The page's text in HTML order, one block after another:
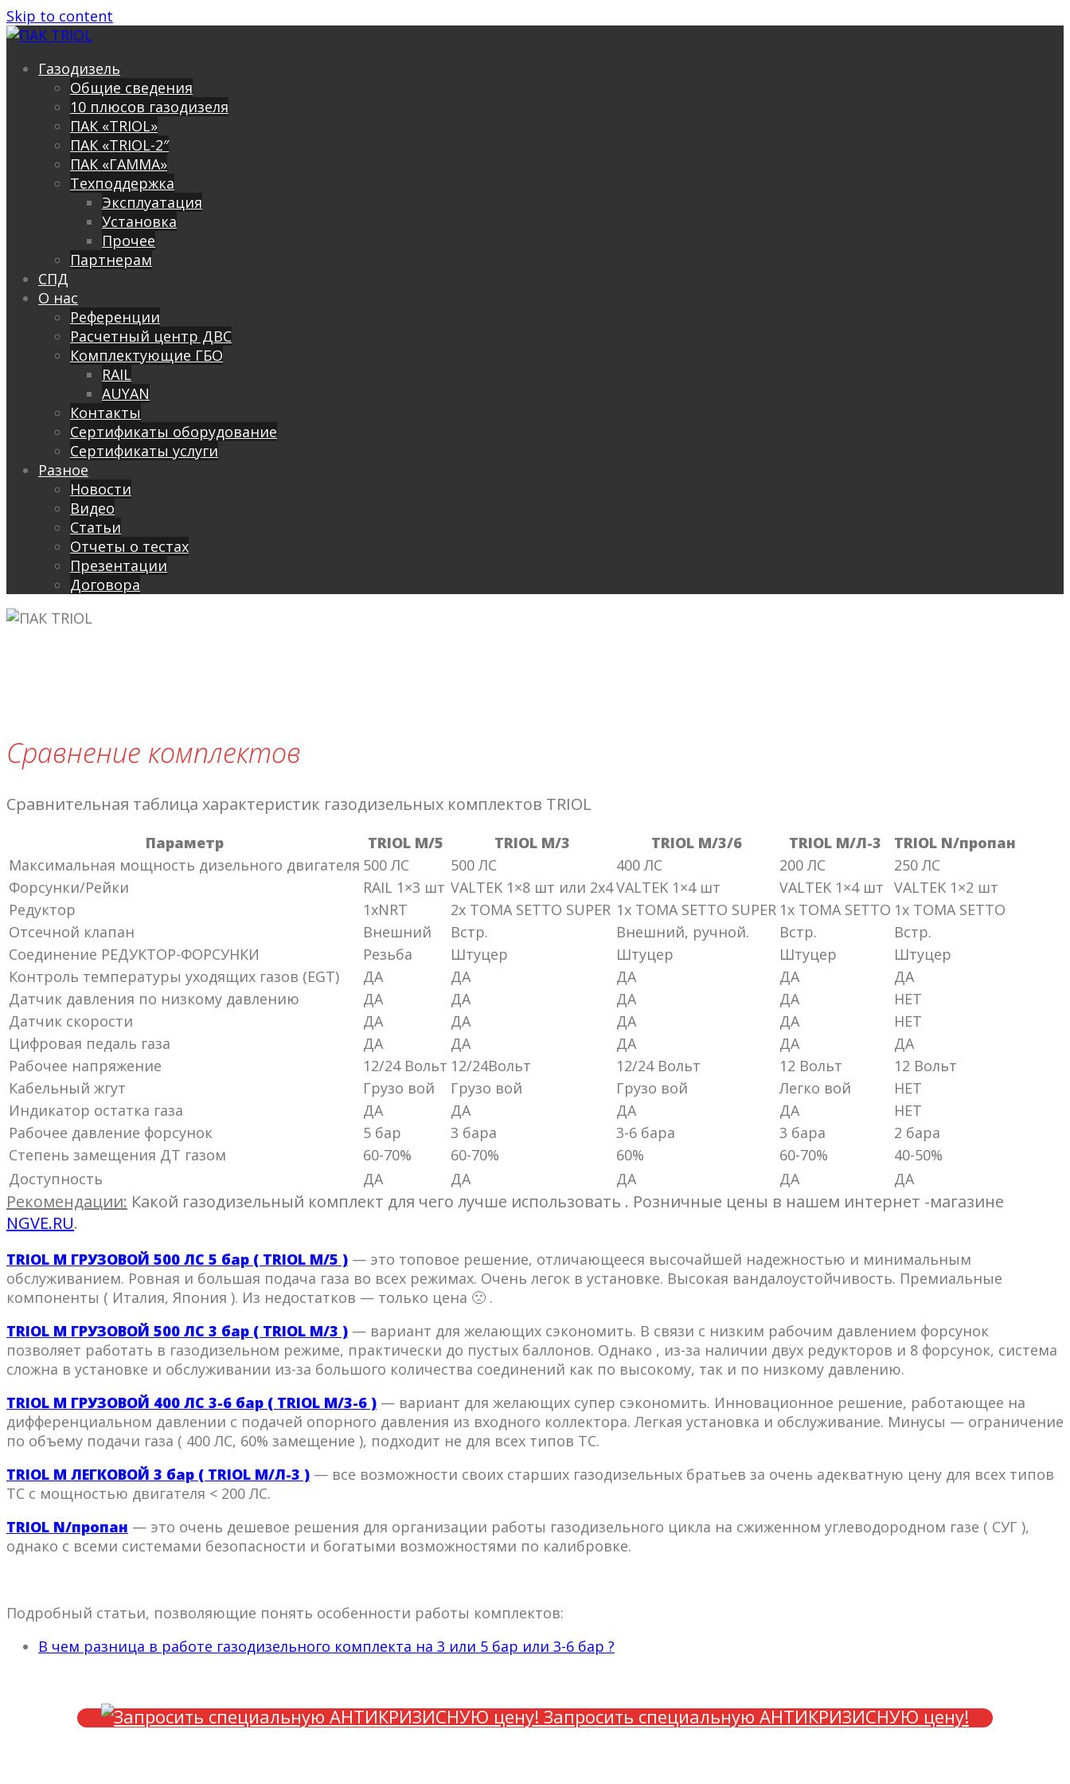
Skip to content
Газодизель
Общие сведения
10 плюсов газодизеля
ПАК «TRIOL»
ПАК «TRIOL-2″
ПАК «ГАММА»
Техподдержка
Эксплуатация
Установка
Прочее
Партнерам
СПД
О нас
Референции
Расчетный центр ДВС
Комплектующие ГБО
RAIL
AUYAN
Контакты
Сертификаты оборудование
Сертификаты услуги
Разное
Новости
Видео
Cтатьи
Отчеты о тестах
Презентации
Договора
Сравнение комплектов
Сравнительная таблица характеристик газодизельных комплектов TRIOL
Параметр TRIOL М/5 TRIOL М/3 TRIOL М/3/6 TRIOL М/Л-3
TRIOL N/пропан
Максимальная мощность дизельного двигателя 500 ЛС 500 ЛС 400 ЛС 200 ЛС
250 ЛС
Форсунки/Рейки
RAIL 1×3 шт VALTEK 1×8 шт или 2х4VALTEK 1×4 шт VALTEK 1×4 шт VALTEK 1×2 шт
Редуктор
1xNRT 2x TOMA SETTO SUPER 1x TOMA SETTO SUPER 1x TOMA SETTO 1x TOMA SETTO
Отсечной клапан
Внешний Встр. Внешний, ручной. Встр.
Встр.
Соединение РЕДУКТОР-ФОРСУНКИ
Резьба Штуцер Штуцер Штуцер
Штуцер
Контроль температуры уходящих газов (EGT)
ДА ДА ДА ДА
ДА
Датчик давления по низкому давлению
ДА ДА ДА ДА
НЕТ
Датчик скорости
ДА ДА ДА ДА
НЕТ
Цифровая педаль газа
ДА ДА ДА ДА
ДА
Рабочее напряжение
12/24 Вольт 12/24Вольт 12/24 Вольт 12 Вольт
12 Вольт
Кабельный жгут
Грузо вой Грузо вой Грузо вой Легко вой
НЕТ
Индикатор остатка газа
ДА ДА ДА ДА
НЕТ
Рабочее давление форсунок
5 бар 3 бара 3-6 бара 3 бара
2 бара
Степень замещения ДТ газом
60-70% 60-70% 60% 60-70%
40-50%
Доступность
ДА ДА ДА ДА ДА
Рекомендации: Какой газодизельный комплект для чего лучше использовать . Розничные цены в нашем интернет -магазине
NGVE.RU.
TRIOL М ГРУЗОВОЙ 500 ЛС 5 бар ( TRIOL М/5 ) — это топовое решение, отличающееся высочайшей надежностью и минимальным
обслуживанием. Ровная и большая подача газа во всех режимах. Очень легок в установке. Высокая вандалоустойчивость. Премиальные
компоненты ( Италия, Япония ). Из недостатков — только цена 🙁 .
TRIOL М ГРУЗОВОЙ 500 ЛС 3 бар ( TRIOL М/3 ) — вариант для желающих сэкономить. В связи с низким рабочим давлением форсунок
позволяет работать в газодизельном режиме, практически до пустых баллонов. Однако , из-за наличии двух редукторов и 8 форсунок, система
сложна в установке и обслуживании из-за большого количества соединений как по высокому, так и по низкому давлению.
TRIOL М ГРУЗОВОЙ 400 ЛС 3-6 бар ( TRIOL М/3-6 ) — вариант для желающих супер сэкономить. Инновационное решение, работающее на
дифференциальном давлении с подачей опорного давления из входного коллектора. Легкая установка и обслуживание. Минусы — ограничение
по объему подачи газа ( 400 ЛС, 60% замещение ), подходит не для всех типов ТС.
TRIOL М ЛЕГКОВОЙ 3 бар ( TRIOL М/Л-3 ) — все возможности своих старших газодизельных братьев за очень адекватную цену для всех типов
ТС с мощностью двигателя < 200 ЛС.
TRIOL N/пропан — это очень дешевое решения для организации работы газодизельного цикла на сжиженном углеводородном газе ( СУГ ),
однако с всеми системами безопасности и богатыми возможностями по калибровке.
Подробный статьи, позволяющие понять особенности работы комплектов:
В чем разница в работе газодизельного комплекта на 3 или 5 бар или 3-6 бар ?
Запросить специальную АНТИКРИЗИСНУЮ цену!